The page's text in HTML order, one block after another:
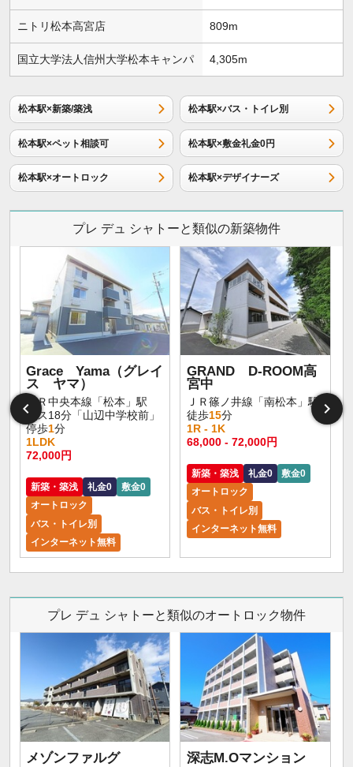
ニトリ松本高宮店 809m
国立大学法人信州大学松本キャンパ 4,305m
松本駅×新築/築浅 松本駅×バス・トイレ別
松本駅×ペット相談可 松本駅×敷金礼金0円
松本駅×オートロック 松本駅×デザイナーズ
プレ デュ シャトーと類似の新築物件
Grace Yama（グレイ
ス ヤマ）
ＪＲ中央本線「松本」駅
バス18分「山辺中学校前」
停歩1分
1LDK
72,000円
新築・築浅 礼金0
敷金0
オートロック
バス・トイレ別
インターネット無料
GRAND D-ROOM高
宮中
ＪＲ篠ノ井線「南松本」駅
徒歩15分
1R - 1K
68,000 - 72,000円
新築・築浅 礼金0
敷金0
オートロック
バス・トイレ別
インターネット無料
プレ デュ シャトーと類似のオートロック物件
メゾンファルグ 深志M.Oマンション